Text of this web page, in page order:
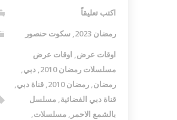
اكتب تعليقاً
رمضان 2023
, سكوت حنصور
اوقات عرض, اوقات عرض
مسلسلات رمضان 2010
, دبي,
رمضان, رمضان 2010 , قناة دبي,
قناة دبي الفضائية, مسلسل
بالشمع الاحمر , مسلسلات,